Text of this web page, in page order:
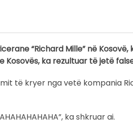
“Richard Mille” në
Kosovës, ka rezultuar të jetë
të kryer nga vetë kompania
ka shkruar ai.